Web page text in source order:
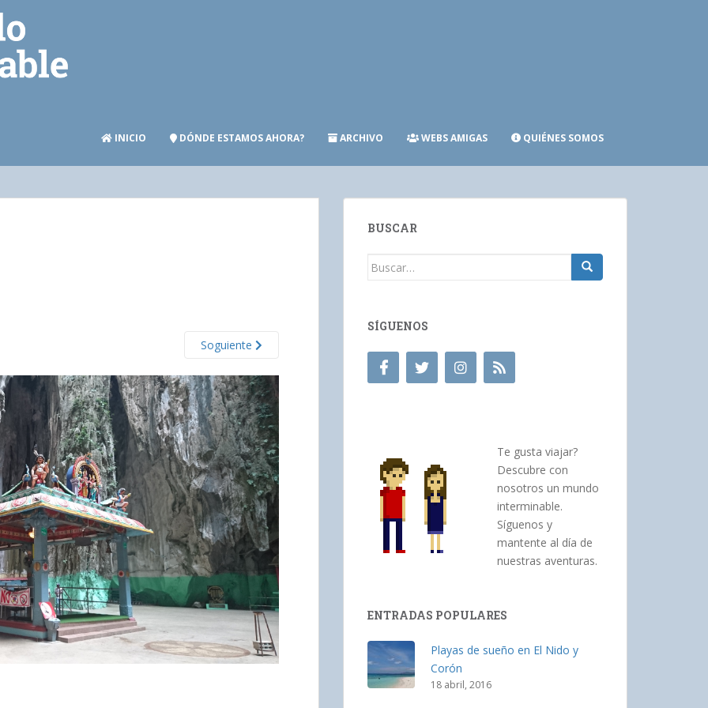
INICIO DÓNDE ESTAMOS AHORA? ARCHIVO WEBS AMIGAS QUIÉNES SOMOS
Soguiente
BUSCAR
Buscar:
SÍGUENOS
Te gusta viajar?
Descubre con
nosotros un mundo
interminable.
Síguenos y
mantente al día de
nuestras aventuras.
ENTRADAS POPULARES
Playas de sueño en El Nido y
Corón
18 abril, 2016